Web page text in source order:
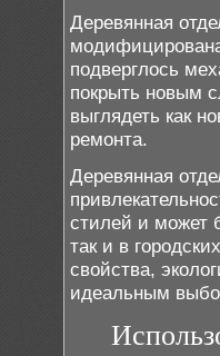
Деревянная
подверглось
покрыть новым
выглядеть как
ремонта.
Деревянная
стилей и может
так и в
свойства,
идеальным